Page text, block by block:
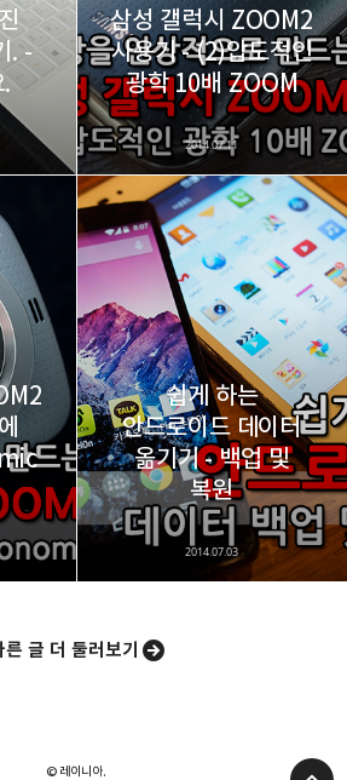
밴드 네이버 블로그
. -
삼성 갤럭시 ZOOM2
사용기 - (2)압도적인
광학 10배 ZOOM
2014.07.11
쉽게 하는
안드로이드 데이터
옮기기 - 백업 및
복원
2014.07.03
른 글 더 둘러보기
© 레이니아.